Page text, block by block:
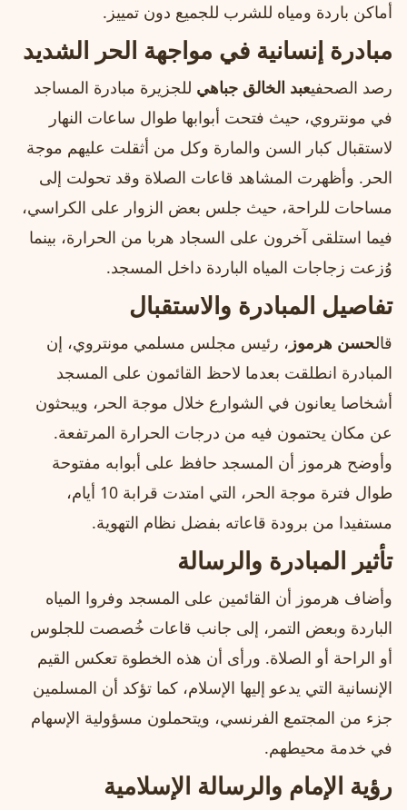
أماكن باردة ومياه للشرب للجميع دون تمييز.
مبادرة إنسانية في مواجهة الحر الشديد
رصد الصحفيعبد الخالق جباهي للجزيرة مبادرة المساجد
في مونتروي، حيث فتحت أبوابها طوال ساعات النهار
لاستقبال كبار السن والمارة وكل من أثقلت عليهم موجة
الحر. وأظهرت المشاهد قاعات الصلاة وقد تحولت إلى
مساحات للراحة، حيث جلس بعض الزوار على الكراسي،
فيما استلقى آخرون على السجاد هربا من الحرارة، بينما
وُزعت زجاجات المياه الباردة داخل المسجد.
تفاصيل المبادرة والاستقبال
قالحسن هرموز ، رئيس مجلس مسلمي مونتروي، إن
المبادرة انطلقت بعدما لاحظ القائمون على المسجد
أشخاصا يعانون في الشوارع خلال موجة الحر، ويبحثون
عن مكان يحتمون فيه من درجات الحرارة المرتفعة.
وأوضح هرموز أن المسجد حافظ على أبوابه مفتوحة
طوال فترة موجة الحر، التي امتدت قرابة 10 أيام،
مستفيدا من برودة قاعاته بفضل نظام التهوية.
تأثير المبادرة والرسالة
وأضاف هرموز أن القائمين على المسجد وفروا المياه
الباردة وبعض التمر، إلى جانب قاعات خُصصت للجلوس
أو الراحة أو الصلاة. ورأى أن هذه الخطوة تعكس القيم
الإنسانية التي يدعو إليها الإسلام، كما تؤكد أن المسلمين
جزء من المجتمع الفرنسي، ويتحملون مسؤولية الإسهام
في خدمة محيطهم.
رؤية الإمام والرسالة الإسلامية